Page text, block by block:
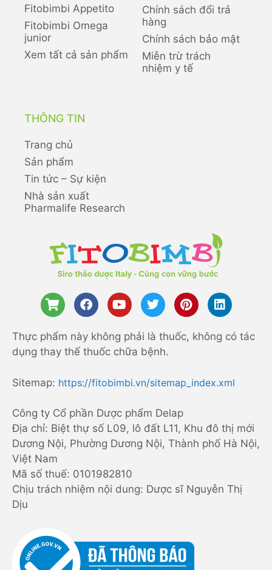
Fitobimbi Appetito
Fitobimbi Omega
junior
Xem tất cả sản phẩm
Chính sách đổi trả
hàng
Chính sách bảo mật
Miễn trừ trách
nhiệm y tế
THÔNG TIN
Trang chủ
Sản phẩm
Tin tức – Sự kiện
Nhà sản xuất
Pharmalife Research
Thực phẩm này không phải là thuốc, không có tác
dụng thay thế thuốc chữa bệnh.
Sitemap: https://fitobimbi.vn/sitemap_index.xml
Công ty Cổ phần Dược phẩm Delap
Địa chỉ: Biệt thự số L09, lô đất L11, Khu đô thị mới
Dương Nội, Phường Dương Nội, Thành phố Hà Nội,
Việt Nam
Mã số thuế: 0101982810
Chịu trách nhiệm nội dung: Dược sĩ Nguyễn Thị
Dịu